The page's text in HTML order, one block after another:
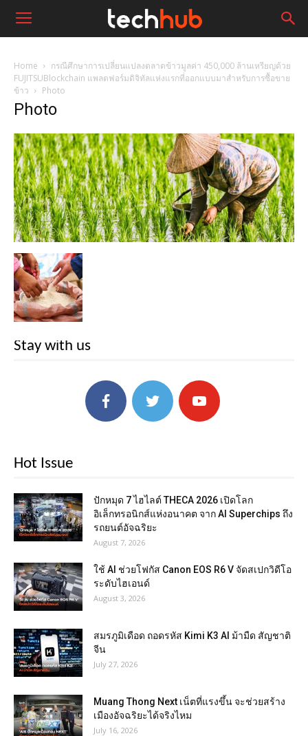
Home
กรณีศึกษาการเปลี่ยนแปลงตลาดข้าวมูลค่า 450,000 ล้านเหรียญด้วย
FUJITSUBlockchain แพลตฟอร์มดิจิทัลแห่งแรกที่ออกแบบมาสำหรับการซื้อขาย
ข้าว
Photo
Photo
Stay with us
Hot Issue
ปักหมุด 7 ไฮไลต์ THECA 2026 เปิดโลก
อิเล็กทรอนิกส์แห่งอนาคต จาก AI Superchips ถึง
รถยนต์อัจฉริยะ
August 7, 2026
ใช้ AI ช่วยโฟกัส Canon EOS R6 V จัดสเปกวิดีโอ
ระดับไฮเอนด์
August 3, 2026
สมรภูมิเดือด ถอดรหัส Kimi K3 AI ม้ามืด สัญชาติ
จีน
July 27, 2026
Muang Thong Next เน็ตที่แรงขึ้น จะช่วยสร้าง
เมืองอัจฉริยะได้จริงไหม
July 16, 2026